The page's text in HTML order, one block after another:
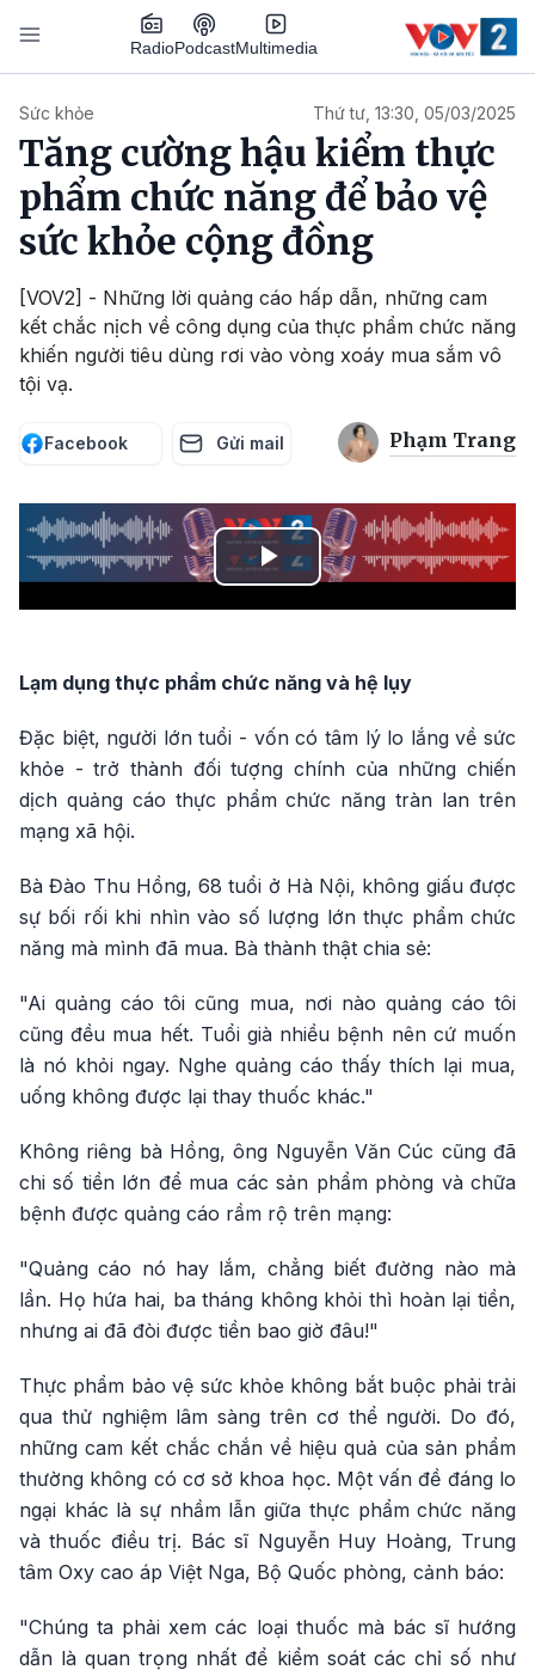
Nhảy đến nội dung
RadioPodcastMultimedia
Sức khỏe Thứ tư, 13:30, 05/03/2025
Tăng cường hậu kiểm thực
phẩm chức năng để bảo vệ
sức khỏe cộng đồng
[VOV2] - Những lời quảng cáo hấp dẫn, những cam
kết chắc nịch về công dụng của thực phẩm chức năng
khiến người tiêu dùng rơi vào vòng xoáy mua sắm vô
tội vạ.
Facebook Gửi mail Phạm Trang
Play
Lạm dụng thực phẩm chức năng và hệ lụy
Đặc biệt, người lớn tuổi - vốn có tâm lý lo lắng về sức
khỏe - trở thành đối tượng chính của những chiến
dịch quảng cáo thực phẩm chức năng tràn lan trên
mạng xã hội.
Bà Đào Thu Hồng, 68 tuổi ở Hà Nội, không giấu được
sự bối rối khi nhìn vào số lượng lớn thực phẩm chức
năng mà mình đã mua. Bà thành thật chia sẻ:
"Ai quảng cáo tôi cũng mua, nơi nào quảng cáo tôi
cũng đều mua hết. Tuổi già nhiều bệnh nên cứ muốn
là nó khỏi ngay. Nghe quảng cáo thấy thích lại mua,
uống không được lại thay thuốc khác."
Không riêng bà Hồng, ông Nguyễn Văn Cúc cũng đã
chi số tiền lớn để mua các sản phẩm phòng và chữa
bệnh được quảng cáo rầm rộ trên mạng:
"Quảng cáo nó hay lắm, chẳng biết đường nào mà
lần. Họ hứa hai, ba tháng không khỏi thì hoàn lại tiền,
nhưng ai đã đòi được tiền bao giờ đâu!"
Thực phẩm bảo vệ sức khỏe không bắt buộc phải trải
qua thử nghiệm lâm sàng trên cơ thể người. Do đó,
những cam kết chắc chắn về hiệu quả của sản phẩm
thường không có cơ sở khoa học. Một vấn đề đáng lo
ngại khác là sự nhầm lẫn giữa thực phẩm chức năng
và thuốc điều trị. Bác sĩ Nguyễn Huy Hoàng, Trung
tâm Oxy cao áp Việt Nga, Bộ Quốc phòng, cảnh báo:
"Chúng ta phải xem các loại thuốc mà bác sĩ hướng
dẫn là quan trọng nhất để kiểm soát các chỉ số như